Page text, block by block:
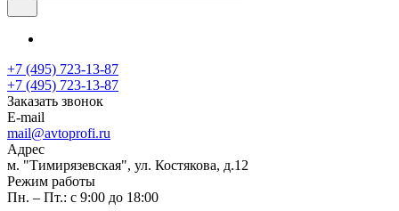
+7 (495) 723-13-87
+7 (495) 723-13-87
Заказать звонок
E-mail
mail@avtoprofi.ru
Адрес
м. "Тимирязевская", ул. Костякова, д.12
Режим работы
Пн. – Пт.: с 9:00 до 18:00